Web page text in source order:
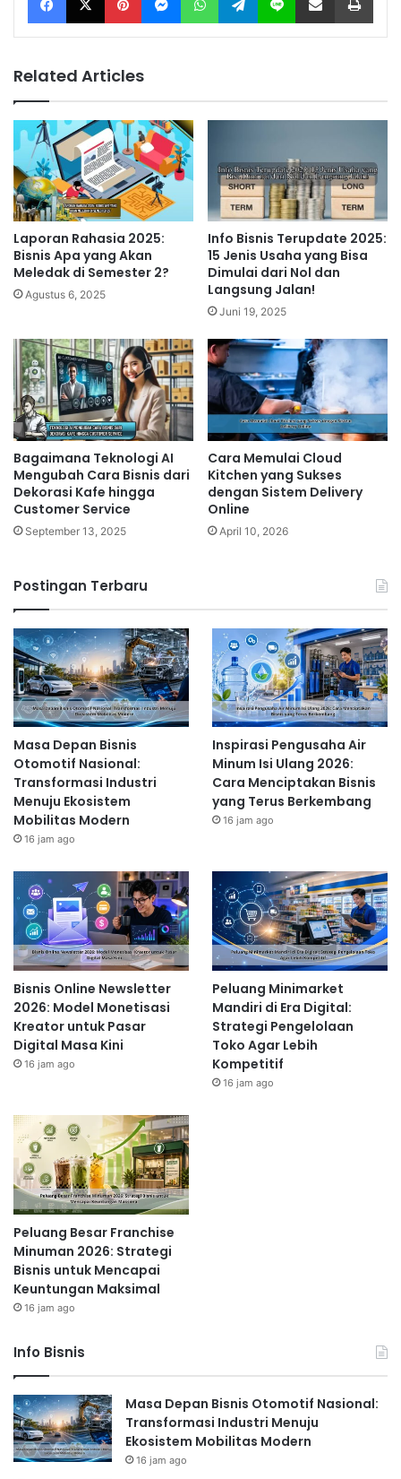
Related Articles
Laporan Rahasia 2025:
Bisnis Apa yang Akan
Meledak di Semester 2?
Agustus 6, 2025
Info Bisnis Terupdate 2025:
15 Jenis Usaha yang Bisa
Dimulai dari Nol dan
Langsung Jalan!
Juni 19, 2025
Bagaimana Teknologi AI
Mengubah Cara Bisnis dari
Dekorasi Kafe hingga
Customer Service
September 13, 2025
Cara Memulai Cloud
Kitchen yang Sukses
dengan Sistem Delivery
Online
April 10, 2026
Postingan Terbaru
Masa Depan Bisnis
Otomotif Nasional:
Transformasi Industri
Menuju Ekosistem
Mobilitas Modern
16 jam ago
Inspirasi Pengusaha Air
Minum Isi Ulang 2026:
Cara Menciptakan Bisnis
yang Terus Berkembang
16 jam ago
Bisnis Online Newsletter
2026: Model Monetisasi
Kreator untuk Pasar
Digital Masa Kini
16 jam ago
Peluang Minimarket
Mandiri di Era Digital:
Strategi Pengelolaan
Toko Agar Lebih
Kompetitif
16 jam ago
Peluang Besar Franchise
Minuman 2026: Strategi
Bisnis untuk Mencapai
Keuntungan Maksimal
16 jam ago
Info Bisnis
Masa Depan Bisnis Otomotif Nasional:
Transformasi Industri Menuju
Ekosistem Mobilitas Modern
16 jam ago